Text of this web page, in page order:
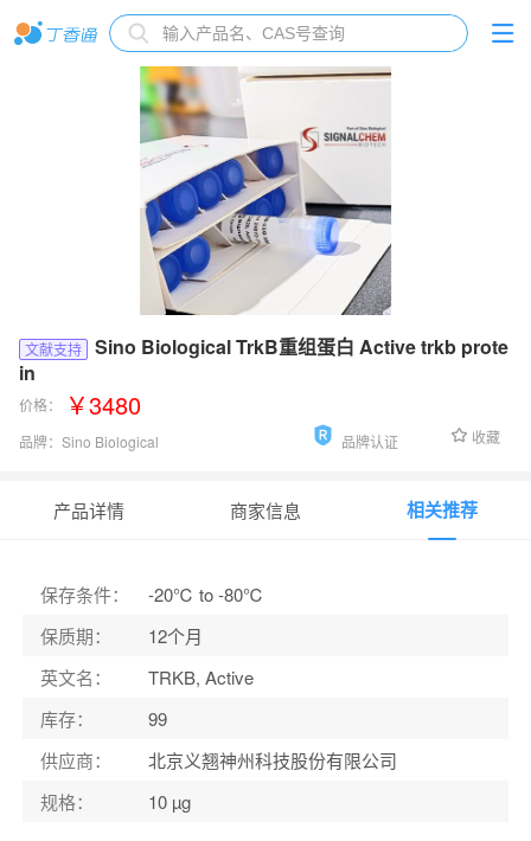
文献支持
Sino Biological TrkB重组蛋白 Active trkb prote
in
价格： ￥3480
品牌： Sino Biological 品牌认证 收藏
产品详情 商家信息 相关推荐
保存条件：
-20℃ to -80℃
保质期：
12个月
英文名：
TRKB, Active
库存：
99
供应商：
北京义翘神州科技股份有限公司
规格： 10 µg